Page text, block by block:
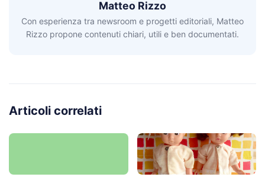
Matteo Rizzo
Con esperienza tra newsroom e progetti editoriali, Matteo
Rizzo propone contenuti chiari, utili e ben documentati.
Articoli correlati